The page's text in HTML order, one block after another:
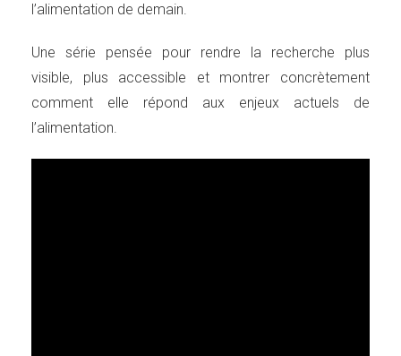
l’alimentation de demain.
Une série pensée pour rendre la recherche plus
visible, plus accessible et montrer concrètement
comment elle répond aux enjeux actuels de
l’alimentation.